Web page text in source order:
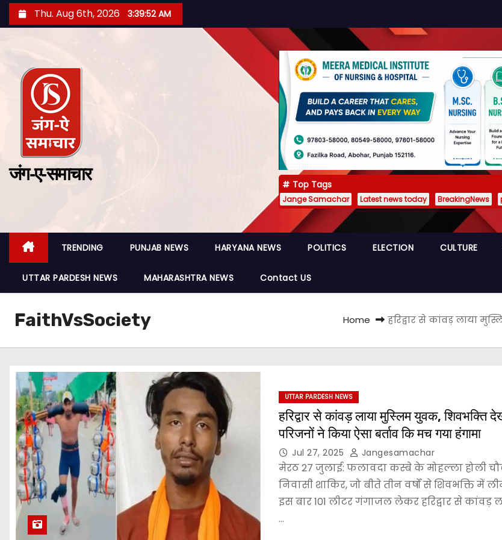
Thu. Aug 6th, 2026 3:39:53 AM
जंग-ए-समाचार
Top Tags
Jange Samachar Latest news today BreakingNews
TRENDING PUNJAB NEWS HARYANA NEWS POLITICS ELECTION CULTURE
UTTAR PARDESH NEWS MAHARASHTRA NEWS Contact US
FaithVsSociety Home हरिद्वार से कांवड़ लाया
UTTAR PARDESH NEWS
हरिद्वार से कांवड़ लाया मुस्लिम युवक, शिवभक्ति
परिजनों ने किया ऐसा बर्ताव कि मच गया हंगामा
Jul 27, 2025 Jangesamachar
मेरठ 27 जुलाई: फलावदा कस्बे के मोहल्ला होली
निवासी शाकिर, जो बीते तीन वर्षों से शिवभक्ति में
इस बार 101 लीटर गंगाजल लेकर हरिद्वार से कांवड़
…